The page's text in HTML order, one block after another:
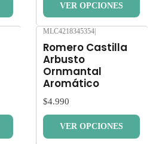
VER OPCIONES
MLC4218345354
Romero Castilla
Arbusto
Ornmantal
Aromático
$4.990
VER OPCIONES